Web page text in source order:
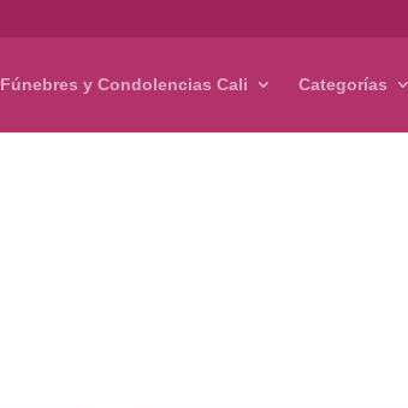
Fúnebres y Condolencias Cali Categorías